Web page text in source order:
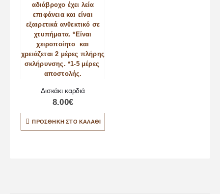
Δισκάκι καρδιά
8.00€
ΠΡΟΣΘΉΚΗ ΣΤΟ ΚΑΛΆΘΙ